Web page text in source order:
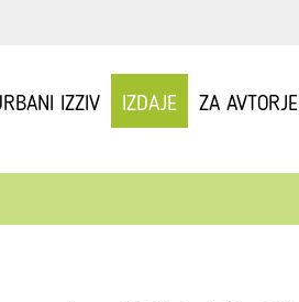
IZZIV IZDAJE ZA AVTORJE